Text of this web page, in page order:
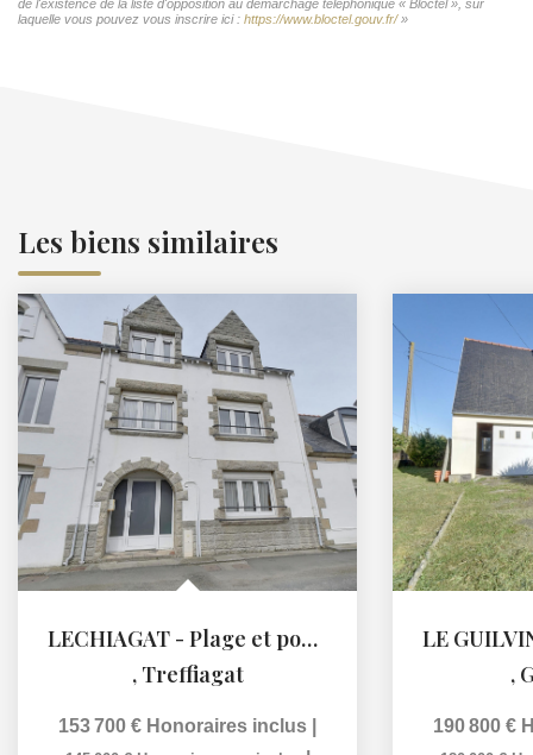
de l'existence de la liste d'opposition au démarchage téléphonique « Bloctel », sur
laquelle vous pouvez vous inscrire ici : https://www.bloctel.gouv.fr/»
Les biens similaires
LECHIAGAT - Plage et port à pied !
, Treffiagat
153 700 € Honoraires inclus
,
190 800 €